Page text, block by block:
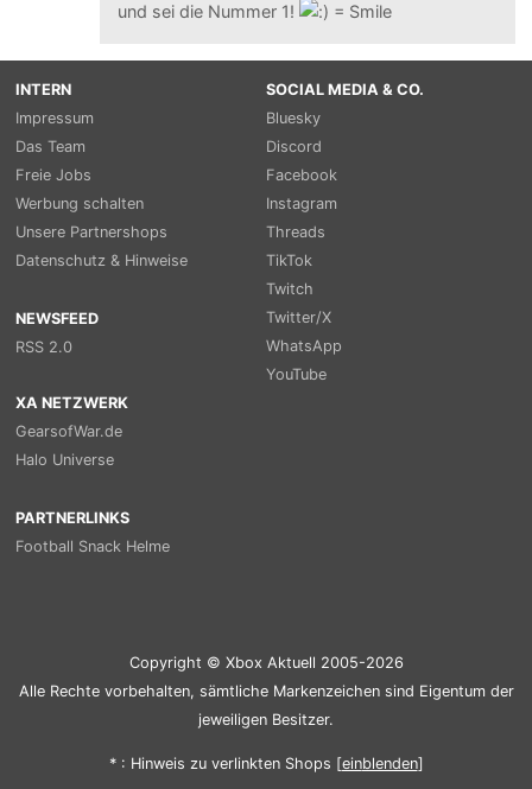
und sei die Nummer 1!
INTERN
Impressum
Das Team
Freie Jobs
Werbung schalten
Unsere Partnershops
Datenschutz & Hinweise
NEWSFEED
RSS 2.0
SOCIAL MEDIA & CO.
Bluesky
Discord
Facebook
Instagram
Threads
TikTok
Twitch
Twitter/X
WhatsApp
YouTube
XA NETZWERK
GearsofWar.de
Halo Universe
PARTNERLINKS
Football Snack Helme
Copyright © Xbox Aktuell 2005-2026
Alle Rechte vorbehalten, sämtliche Markenzeichen sind Eigentum der
jeweiligen Besitzer.
* : Hinweis zu verlinkten Shops [einblenden]